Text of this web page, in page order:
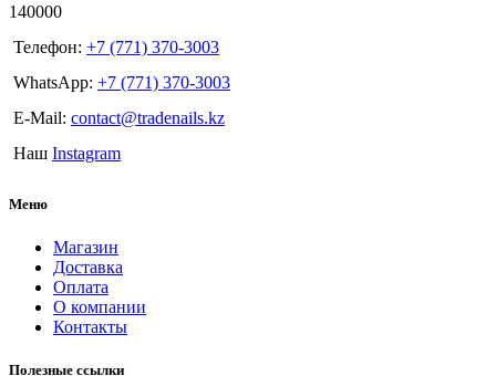
140000
Телефон: +7 (771) 370-3003
WhatsApp: +7 (771) 370-3003
E-Mail: contact@tradenails.kz
Наш Instagram
Меню
Магазин
Доставка
Оплата
О компании
Контакты
Полезные ссылки